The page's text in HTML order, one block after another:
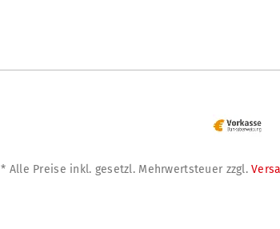
* Alle Preise inkl. gesetzl. Mehrwertsteuer zzgl.